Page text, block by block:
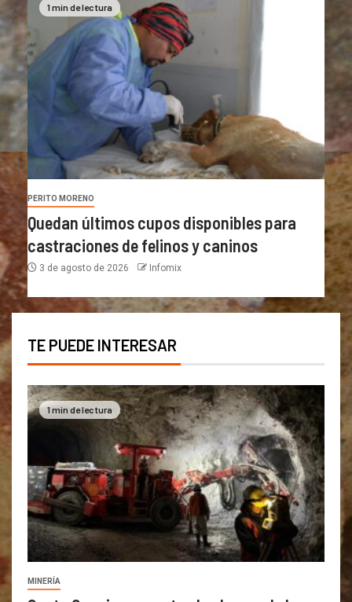
1 min de lectura
PERITO MORENO
Quedan últimos cupos disponibles para
castraciones de felinos y caninos
3 de agosto de 2026 Infomix
TE PUEDE INTERESAR
1 min de lectura
MINERÍA